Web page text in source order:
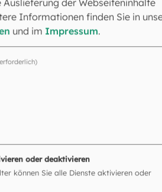
wie Supervisionen und
sind diese Angebote auf das
integrative Konzept
tiefenpsychologische,
und
sinnvoll miteinander
Informationen finden Sie in
und im Impressum.
oder deaktivieren
können Sie alle Dienste aktivieren oder